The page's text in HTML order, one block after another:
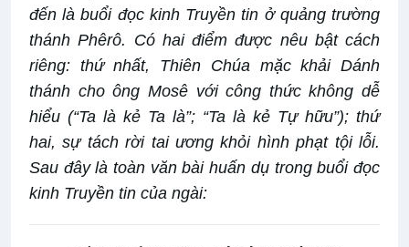
đến là buổi đọc kinh Truyền tin ở quảng trường
thánh Phêrô. Có hai điểm được nêu bật cách
riêng: thứ nhất, Thiên Chúa mặc khải Dánh
thánh cho ông Mosê với công thức không dễ
hiểu (“Ta là kẻ Ta là”; “Ta là kẻ Tự hữu”); thứ
hai, sự tách rời tai ương khỏi hình phạt tội lỗi.
Sau đây là toàn văn bài huấn dụ trong buổi đọc
kinh Truyền tin của ngài: